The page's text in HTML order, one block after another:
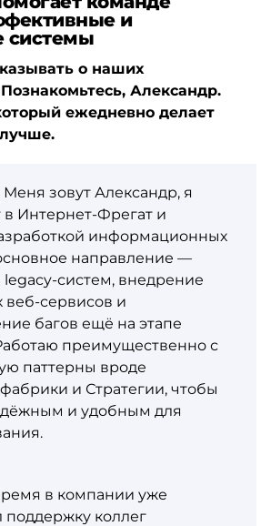
и
системы
о наших
Александр.
ежедневно делает
зовут Александр, я
Интернет-Фрегат и
информационных
направление —
систем, внедрение
сервисов и
багов ещё на этапе
преимущественно с
паттерны вроде
и Стратегии, чтобы
и удобным для
в компании уже
поддержку коллег